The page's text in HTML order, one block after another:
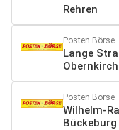
Rehren
Posten Börse
Lange
Posten Börse
Wilhelm-
Bückeburg